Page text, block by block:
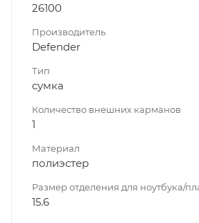
26100
Производитель
Defender
Тип
сумка
Количество внешних карманов
1
Материал
полиэстер
Размер отделения для ноутбука/
15.6